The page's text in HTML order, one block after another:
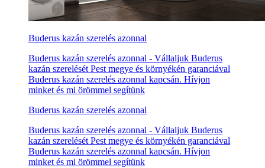
Buderus kazán szerelés azonnal
Buderus kazán szerelés azonnal - Vállaljuk Buderus
kazán szerelését Pest megye és környékén garanciával
Buderus kazán szerelés azonnal kapcsán. Hívjon
minket és mi örömmel segítünk
Buderus kazán szerelés azonnal
Buderus kazán szerelés azonnal - Vállaljuk Buderus
kazán szerelését Pest megye és környékén garanciával
Buderus kazán szerelés azonnal kapcsán. Hívjon
minket és mi örömmel segítünk